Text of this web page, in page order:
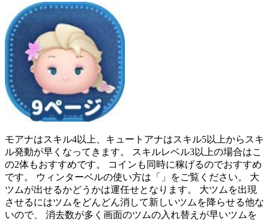
モアナはスキル4以上、キュートアナはスキル5以上からスキ
ル発動が早くなってきます。 スキルレベル3以上の場合はこ
の2体もおすすめです。 コインも同時に稼げるのでおすすめ
です。 ウィンターベルの使い方は「」をご覧ください。 大
ツムが出せるかどうかは運任せとなります。 大ツムを出現
させるにはツムをどんどん消して新しいツムを降らせる他な
いので、 消去数が多く画面のツムの入れ替えが早いツムを